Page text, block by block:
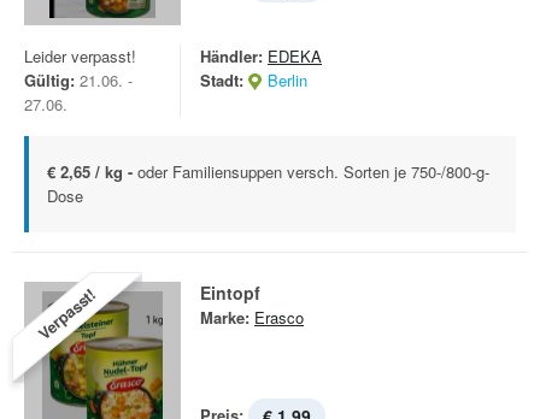
Leider verpasst!
Gültig: 21.06. -
27.06.
Händler: EDEKA
Stadt:
Berlin
€ 2,65 / kg - oder Familiensuppen versch. Sorten je 750-/800-g-
Dose
Verpasst! Eintopf
Marke: Erasco